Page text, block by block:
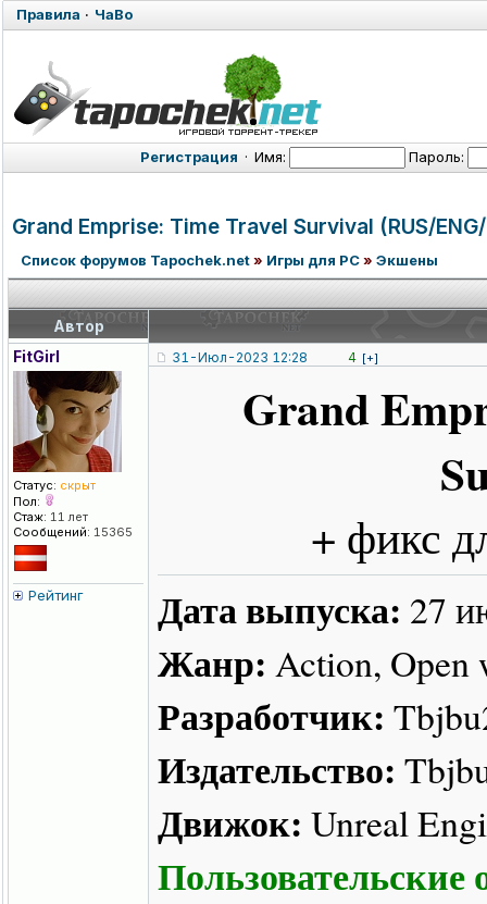
Правила · ЧаВо
Регистрация · Имя: Пароль:
Grand Emprise: Time Travel Survival (RUS/
Список форумов Tapochek.net» Игры для PC» Экшены
Автор
FitGirl
Статус: скрыт
Пол:
Стаж: 11 лет
Сообщений: 15365
Рейтинг
31-Июл-2023 12:28 4 [+]
Grand
+ фикс
Дата выпуска: 27
Жанр: Action, Open
Разработчик:
Издательство:
Движок: Unreal
Пользовательские